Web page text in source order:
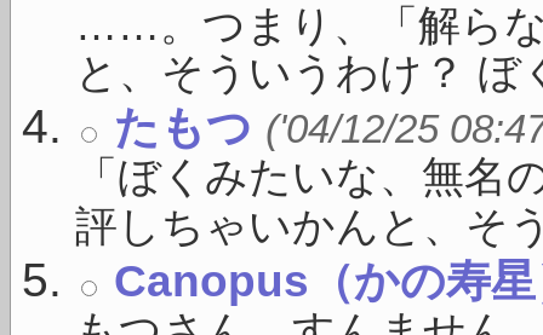
……。つまり、「解ら
と、そういうわけ？
たもつ ('04/12/25
「ぼくみたいな、無名
評しちゃいかんと、そ
Canopus（かの寿